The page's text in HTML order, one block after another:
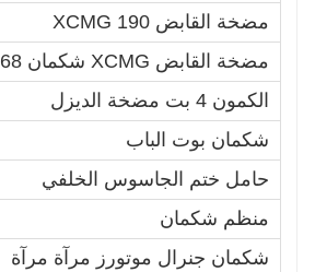
مضخة القابض XCMG 190
مضخة القابض XCMG شكمان 0068
الكمون 4 بت مضخة الديزل
شكمان بوت الباب
حامل ختم الجاسوس الخلفي
منظم شكمان
شكمان جنرال موتورز مرآة مرآة